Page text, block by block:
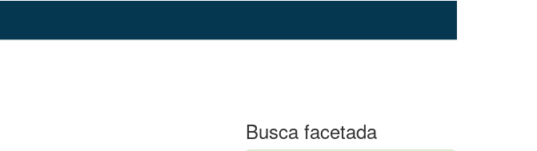
Busca facetada